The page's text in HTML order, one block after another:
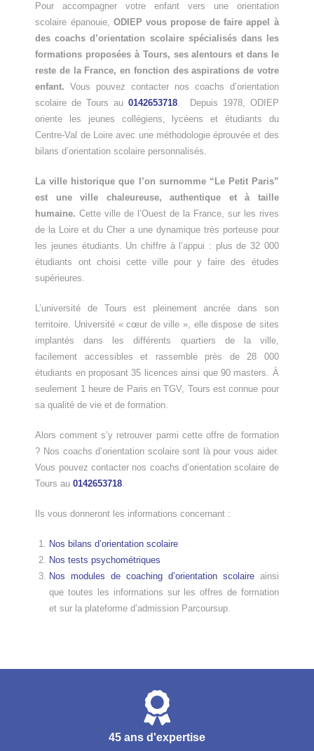
Pour accompagner votre enfant vers une orientation
scolaire épanouie, ODIEP vous propose de faire appel à
des coachs d’orientation scolaire spécialisés dans les
formations proposées à Tours, ses alentours et dans le
reste de la France, en fonction des aspirations de votre
enfant. Vous pouvez contacter nos coachs d’orientation
scolaire de Tours au 0142653718. Depuis 1978, ODIEP
oriente les jeunes collégiens, lycéens et étudiants du
Centre-Val de Loire avec une méthodologie éprouvée et des
bilans d’orientation scolaire personnalisés.
La ville historique que l’on surnomme “Le Petit Paris”
est une ville chaleureuse, authentique et à taille
humaine. Cette ville de l’Ouest de la France, sur les rives
de la Loire et du Cher a une dynamique très porteuse pour
les jeunes étudiants. Un chiffre à l’appui : plus de 32 000
étudiants ont choisi cette ville pour y faire des études
supérieures.
L’université de Tours est pleinement ancrée dans son
territoire. Université « cœur de ville », elle dispose de sites
implantés dans les différents quartiers de la ville,
facilement accessibles et rassemble près de 28 000
étudiants en proposant 35 licences ainsi que 90 masters. À
seulement 1 heure de Paris en TGV, Tours est connue pour
sa qualité de vie et de formation.
Alors comment s’y retrouver parmi cette offre de formation
? Nos coachs d’orientation scolaire sont là pour vous aider.
Vous pouvez contacter nos coachs d’orientation scolaire de
Tours au0142653718.
Ils vous donneront les informations concernant :
Nos bilans d’orientation scolaire
Nos tests psychométriques
Nos modules de coaching d’orientation scolaireainsi
que toutes les informations sur les offres de formation
et sur la plateforme d’admission Parcoursup.
45 ans d'expertise